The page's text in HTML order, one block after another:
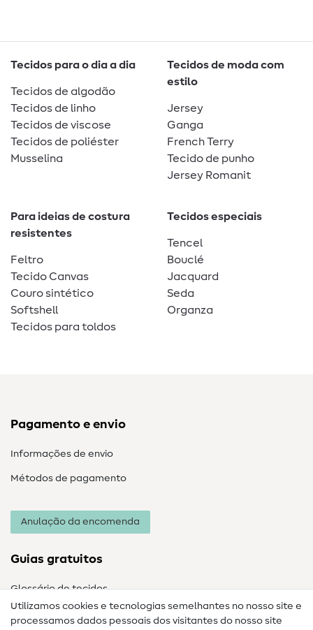
Tecidos para o dia a dia
Tecidos de algodão
Tecidos de linho
Tecidos de viscose
Tecidos de poliéster
Musselina
Tecidos de moda com
estilo
Jersey
Ganga
French Terry
Tecido de punho
Jersey Romanit
Para ideias de costura
resistentes
Feltro
Tecido Canvas
Couro sintético
Softshell
Tecidos para toldos
Tecidos especiais
Tencel
Bouclé
Jacquard
Seda
Organza
Pagamento e envio
Informações de envio
Métodos de pagamento
Anulação da encomenda
Guias gratuitos
Glossário de tecidos
Utilizamos cookies e tecnologias semelhantes no nosso site e
processamos dados pessoais dos visitantes do nosso site